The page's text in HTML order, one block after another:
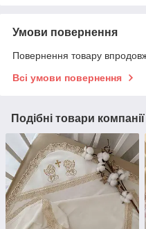
Умови повернення
Повернення товару
Всі умови повернення
Подібні товари компанії